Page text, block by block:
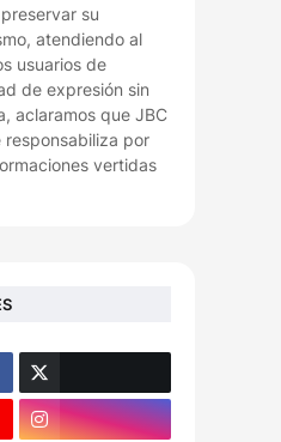
su
atendiendo al
usuarios de
de expresión sin
aclaramos que JBC
responsabiliza por
vertidas